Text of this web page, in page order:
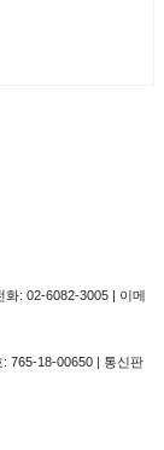
: 02-6082-3005 | 이메
: 765-18-00650 | 통신판